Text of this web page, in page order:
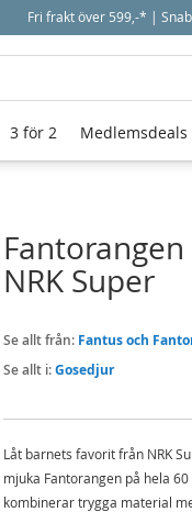
Fri frakt över 599,-* |
NRK Super
Se allt från: Fantus och
Se allt i:Gosedjur
Låt barnets favorit från NRK
mjuka Fantorangen på hela
kombinerar trygga material
3 för 2 Medlemsdeals